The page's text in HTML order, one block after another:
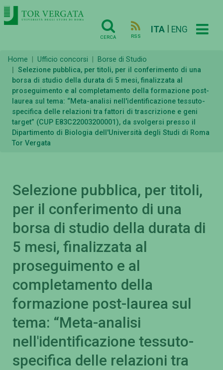
CERCA RSS
ITA ENG
Home Ufficio concorsi
Borse di Studio
Selezione pubblica, per titoli, per il conferimento di una
borsa di studio della durata di 5 mesi, finalizzata al
proseguimento e al completamento della formazione post-
laurea sul tema: “Meta-analisi nell'identificazione tessuto-
specifica delle relazioni tra fattori di trascrizione e geni
target” (CUP E83C22003200001), da svolgersi presso il
Dipartimento di Biologia dell'Università degli Studi di Roma
Tor Vergata
Selezione pubblica, per titoli,
per il conferimento di una
borsa di studio della durata di
5 mesi, finalizzata al
proseguimento e al
completamento della
formazione post-laurea sul
tema: “Meta-analisi
nell'identificazione tessuto-
specifica delle relazioni tra